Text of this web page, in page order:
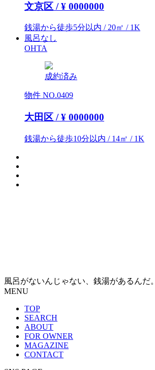
文京区 / ¥ 0000000
銭湯から徒歩5分以内 / 20㎡ / 1K
風呂なし
OHTA
成約済み
物件 NO.0409
大田区 / ¥ 0000000
銭湯から徒歩10分以内 / 14㎡ / 1K
風呂がないんじゃない、銭湯があるんだ。
MENU
TOP
SEARCH
ABOUT
FOR OWNER
MAGAZINE
CONTACT